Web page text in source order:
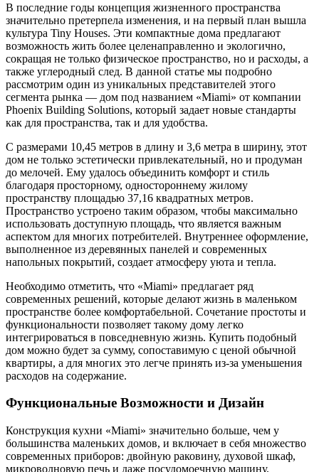
В последние годы концепция жизненного пространства
значительно претерпела изменения, и на первый план вышла
культура Tiny Houses. Эти компактные дома предлагают
возможность жить более целенаправленно и экологично,
сокращая не только физическое пространство, но и расходы, а
также углеродный след. В данной статье мы подробно
рассмотрим один из уникальных представителей этого
сегмента рынка — дом под названием «Miami» от компании
Phoenix Building Solutions, который задает новые стандарты
как для пространства, так и для удобства.
С размерами 10,45 метров в длину и 3,6 метра в ширину, этот
дом не только эстетически привлекательный, но и продуман
до мелочей. Ему удалось объединить комфорт и стиль
благодаря просторному, одностороннему жилому
пространству площадью 37,16 квадратных метров.
Пространство устроено таким образом, чтобы максимально
использовать доступную площадь, что является важным
аспектом для многих потребителей. Внутреннее оформление,
выполненное из деревянных панелей и современных
напольных покрытий, создает атмосферу уюта и тепла.
Необходимо отметить, что «Miami» предлагает ряд
современных решений, которые делают жизнь в маленьком
пространстве более комфортабельной. Сочетание простоты и
функциональности позволяет такому дому легко
интегрироваться в повседневную жизнь. Купить подобный
дом можно будет за сумму, сопоставимую с ценой обычной
квартиры, а для многих это легче принять из-за уменьшения
расходов на содержание.
Функциональные Возможности и Дизайн
Конструкция кухни «Miami» значительно больше, чем у
большинства маленьких домов, и включает в себя множество
современных приборов: двойную раковину, духовой шкаф,
микроволновую печь и даже посудомоечную машину.